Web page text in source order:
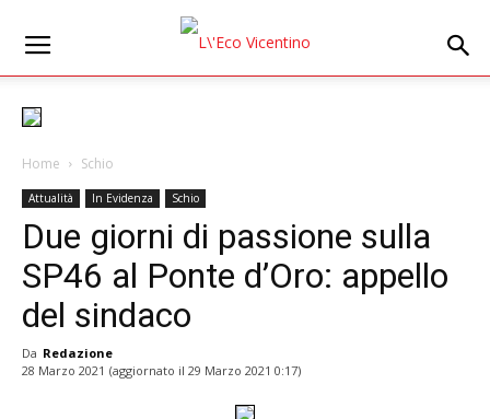
Home Schio
Attualità In Evidenza Schio
Due giorni di passione sulla
SP46 al Ponte d’Oro: appello
del sindaco
Da Redazione
28 Marzo 2021 (aggiornato il 29 Marzo 2021 0:17)